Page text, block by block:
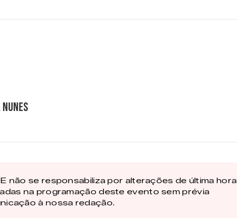
não se responsabiliza por alterações de última hora
na programação deste evento sem prévia
à nossa redação.